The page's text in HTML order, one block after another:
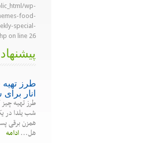
wp-
food-
special-
on line 26
پیشنهاد
طرز
انار
طرز تهیه
شب یلدا در
همزن برقی
هل...ادامه